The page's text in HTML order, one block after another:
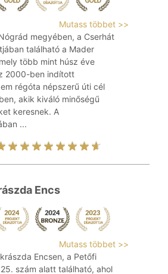
Mutass többet >>
megyében, a Cserhát
található a Mader
több mint húsz éve
2000-ben indított
régóta népszerű úti cél
akik kiváló minőségű
keresnek. A
...
Encs
Mutass többet >>
Encsen, a Petőfi
szám alatt található, ahol